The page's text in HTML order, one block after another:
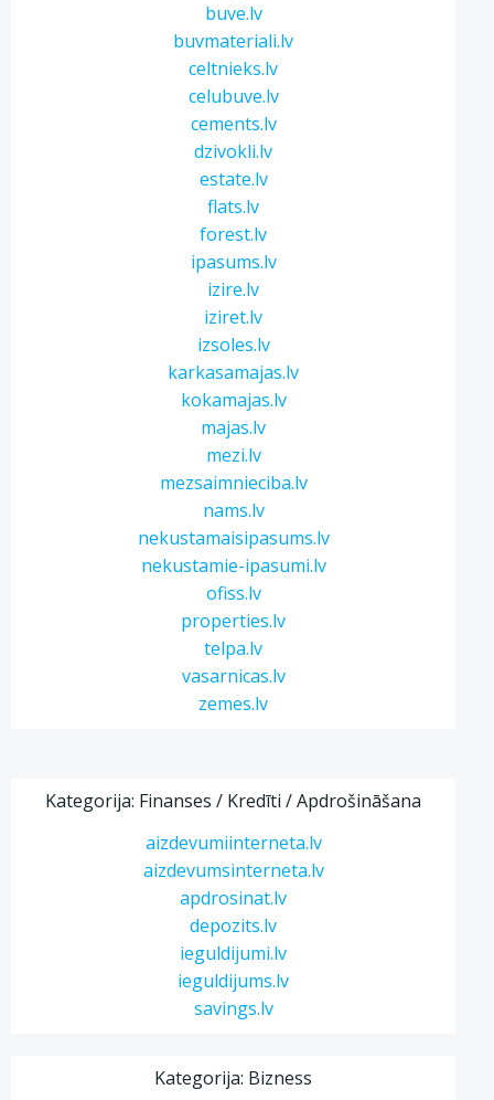
buve.lv
buvmateriali.lv
celtnieks.lv
celubuve.lv
cements.lv
dzivokli.lv
estate.lv
flats.lv
forest.lv
ipasums.lv
izire.lv
iziret.lv
izsoles.lv
karkasamajas.lv
kokamajas.lv
majas.lv
mezi.lv
mezsaimnieciba.lv
nams.lv
nekustamaisipasums.lv
nekustamie-ipasumi.lv
ofiss.lv
properties.lv
telpa.lv
vasarnicas.lv
zemes.lv
Kategorija: Finanses / Kredīti / Apdrošināšana
aizdevumiinterneta.lv
aizdevumsinterneta.lv
apdrosinat.lv
depozits.lv
ieguldijumi.lv
ieguldijums.lv
savings.lv
Kategorija: Bizness